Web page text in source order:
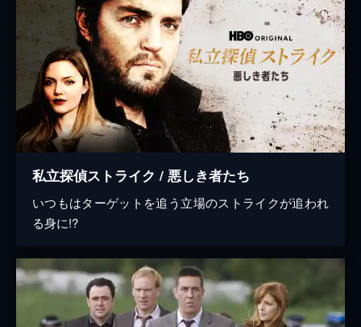
私立探偵ストライク / 悪しき者たち
いつもはターゲットを追う立場のストライクが追われ
る身に!?